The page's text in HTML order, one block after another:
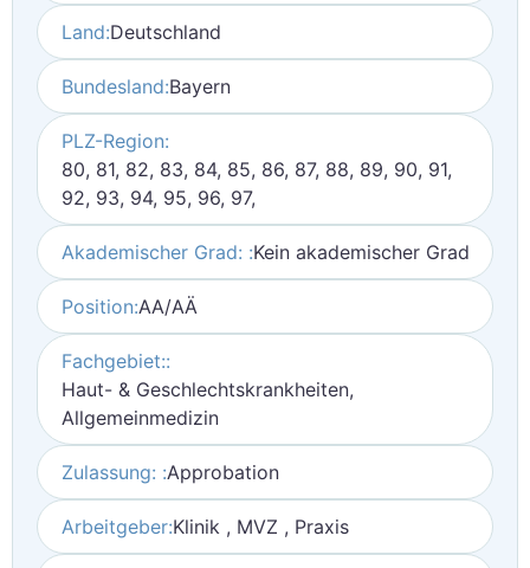
Land:Deutschland
Bundesland:Bayern
PLZ-Region:
80, 81, 82, 83, 84, 85, 86, 87, 88, 89, 90, 91,
92, 93, 94, 95, 96, 97,
Akademischer Grad: :Kein akademischer Grad
Position:AA/AÄ
Fachgebiet::
Haut- & Geschlechtskrankheiten,
Allgemeinmedizin
Zulassung: :Approbation
Arbeitgeber:Klinik , MVZ , Praxis